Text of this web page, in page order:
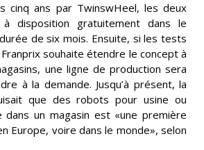
cinq ans par TwinswHeel, les deux
disposition gratuitement dans le
de six mois. Ensuite, si les tests
souhaite étendre le concept à
une ligne de production sera
à la demande. Jusqu’à présent, la
que des robots pour usine ou
dans un magasin est «une première
Europe, voire dans le monde», selon